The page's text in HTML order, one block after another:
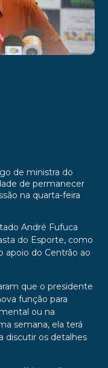
de ministra do
de permanecer
na quarta-feira
André Fufuca
do Esporte, como
apoio do Centrão ao
que o presidente
função para
ou na
semana, ela terá
discutir os detalhes